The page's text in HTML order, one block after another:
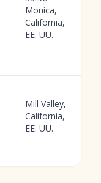
Monica,
California,
EE. UU.
Mill Valley,
California,
EE. UU.